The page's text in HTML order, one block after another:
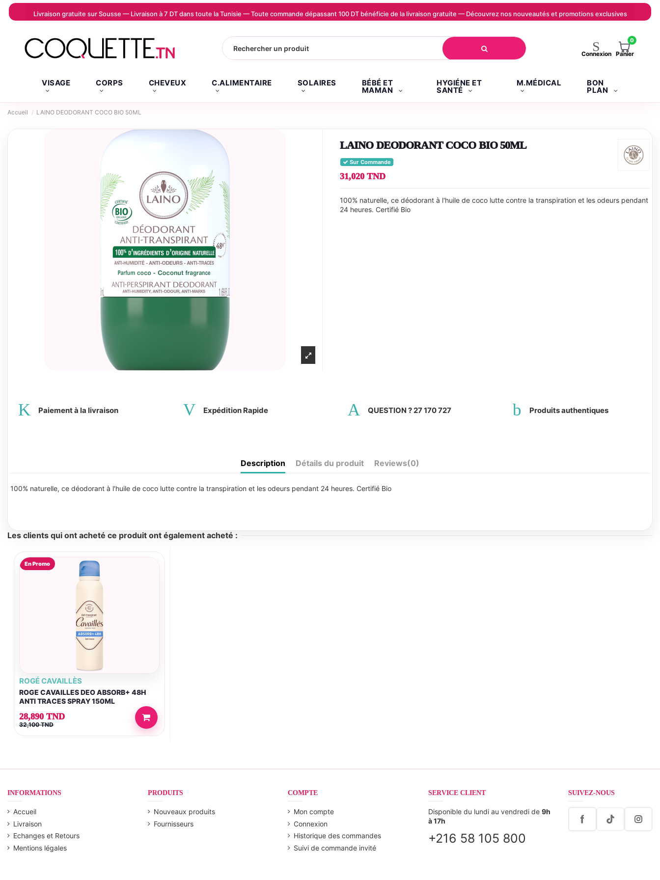
Livraison gratuite sur Sousse — Livraison à 7 DT dans toute la Tunisie — Toute commande dépassant 100 DT bénéficie de la livraison gratuite — Découvrez nos nouveautés et promotions exclusives
Connexion
0
Panier
VISAGE CORPS CHEVEUX C.ALIMENTAIRE SOLAIRES BÉBÉ ET
MAMAN
HYGIÉNE ET
SANTÉ
M.MÉDICAL BON
PLAN
Accueil LAINO DEODORANT COCO BIO 50ML
LAINO DEODORANT COCO BIO 50ML
Sur Commande
31,020 TND
100% naturelle, ce déodorant à l'huile de coco lutte contre la transpiration et les odeurs pendant
24 heures. Certifié Bio
Paiement à la livraison Expédition Rapide QUESTION ? 27 170 727 Produits authentiques
Description Détails du produit Reviews(0)
100% naturelle, ce déodorant à l'huile de coco lutte contre la transpiration et les odeurs pendant 24 heures. Certifié Bio
Les clients qui ont acheté ce produit ont également acheté :
En Promo
ROGÉ CAVAILLÈS
ROGE CAVAILLES DEO ABSORB+ 48H
ANTI TRACES SPRAY 150ML
28,890 TND
32,100 TND
INFORMATIONS
Accueil
Livraison
Echanges et Retours
Mentions légales
PRODUITS
Nouveaux produits
Fournisseurs
COMPTE
Mon compte
Connexion
Historique des commandes
Suivi de commande invité
SERVICE CLIENT
Disponible du lundi au vendredi de 9h
à 17h
+216 58 105 800
SUIVEZ-NOUS